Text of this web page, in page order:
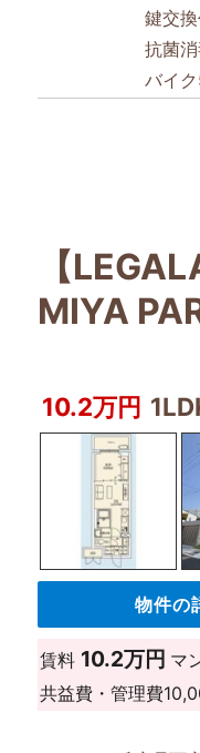
鍵交
抗菌
バイ
【
MIYA
10.2万円
物件の
賃料 10.2万円 マ
共益費・管理費